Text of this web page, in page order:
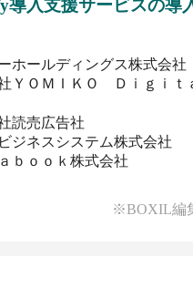
導入支援サービスの導
ホールディングス株式会社
ＹＯＭＩＫＯ Ｄｉｇｉｔ
読売広告社
ジネスシステム株式会社
ｂｏｏｋ株式会社
※BOXIL編